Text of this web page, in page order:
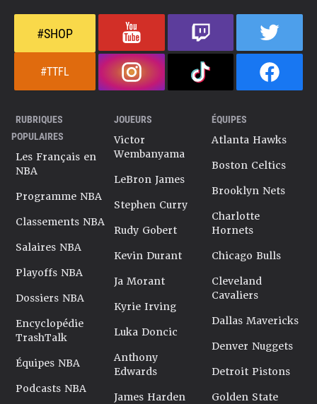
#SHOP
#TTFL
RUBRIQUES
POPULAIRES
Les Français en
NBA
Programme NBA
Classements NBA
Salaires NBA
Playoffs NBA
Dossiers NBA
Encyclopédie
TrashTalk
Équipes NBA
Podcasts NBA
JOUEURS
Victor
Wembanyama
LeBron James
Stephen Curry
Rudy Gobert
Kevin Durant
Ja Morant
Kyrie Irving
Luka Doncic
Anthony
Edwards
James Harden
ÉQUIPES
Atlanta Hawks
Boston Celtics
Brooklyn Nets
Charlotte
Hornets
Chicago Bulls
Cleveland
Cavaliers
Dallas Mavericks
Denver Nuggets
Detroit Pistons
Golden State